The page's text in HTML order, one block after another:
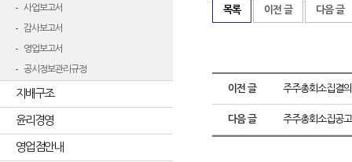
사업보고서
감사보고서
영업보고서
공시정보관리규정
지배구조
윤리경영
영업점안내
목록 이전 글 다음 글
이전 글 주주총회소집결의
다음 글 주주총회소집공고